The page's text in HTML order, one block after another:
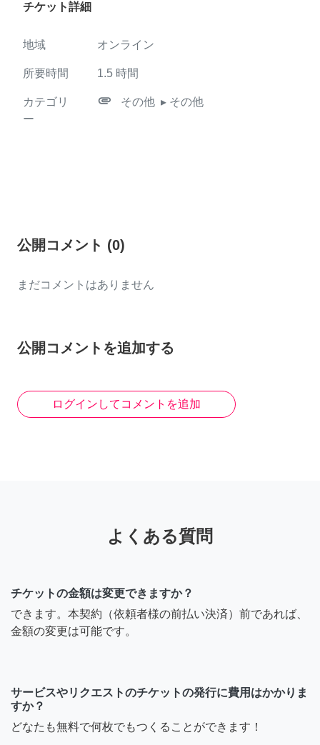
チケット詳細
地域 オンライン
所要時間 1.5 時間
カテゴリ
ー
attachment その他 ▸ その他
公開コメント (0)
まだコメントはありません
公開コメントを追加する
ログインしてコメントを追加
よくある質問
チケットの金額は変更できますか？
できます。本契約（依頼者様の前払い決済）前であれば、
金額の変更は可能です。
サービスやリクエストのチケットの発行に費用はかかりま
すか？
どなたも無料で何枚でもつくることができます！